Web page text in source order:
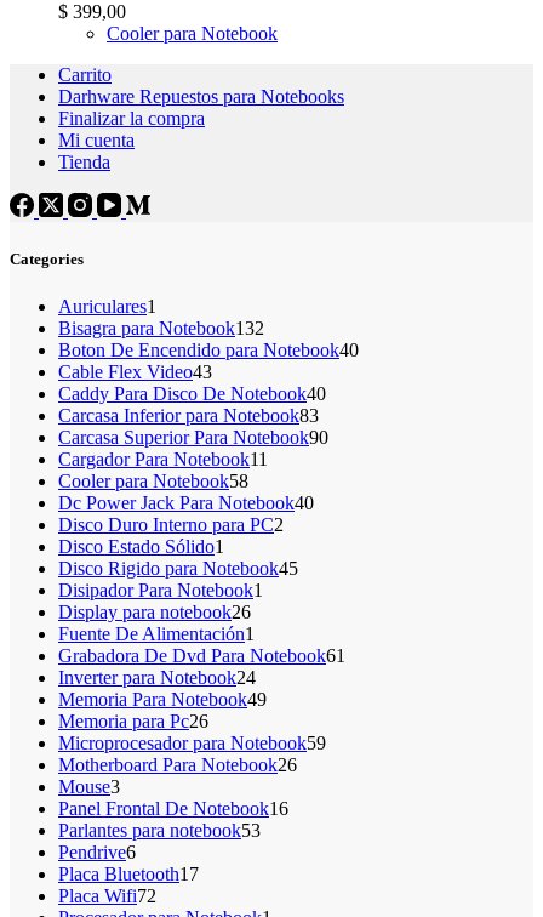
$ 399,00
Cooler para Notebook
Carrito
Darhware Repuestos para Notebooks
Finalizar la compra
Mi cuenta
Tienda
Categories
Auriculares1
producto
Bisagra para Notebook132
productos
Boton De Encendido para Notebook4040
Cable Flex Video4343
productos
Caddy Para Disco De Notebook4040
Carcasa Inferior para Notebook8383
productos
Carcasa Superior Para Notebook9090
Cargador Para Notebook11
Cooler para Notebook5858
productos
Dc Power Jack Para Notebook4040
Disco Duro Interno para PC2
Disco Estado Sólido1
producto
Disco Rigido para Notebook4545
Disipador Para Notebook1
Display para notebook2626
productos
Fuente De Alimentación1
producto
Grabadora De Dvd Para Notebook61
Inverter para Notebook2424
productos
Memoria Para Notebook4949
Memoria para Pc2626
productos
Microprocesador para Notebook5959
Motherboard Para Notebook2626
Mouse33
productos
Panel Frontal De Notebook1616
Parlantes para notebook5353
Pendrive66
productos
Placa Bluetooth1717
Placa Wifi72